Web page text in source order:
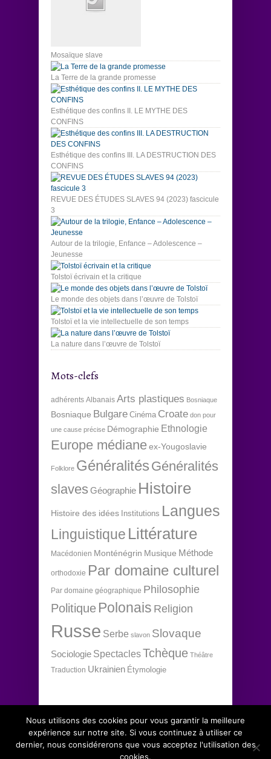
Mosaïque slave
La Terre de la grande promesse
Esthétique des confins II. LE MYTHE DES
CONFINS
Esthétique des confins III. LA DESTRUCTION DES
CONFINS
REVUE DES ÉTUDES SLAVES 94 (2023) fascicule
3
Autour de la trilogie, Enfance – Adolescence –
Jeunesse
Tolstoï écrivain et la critique
Le monde des objets dans l’œuvre de Tolstoï
Tolstoï et la vie intellectuelle de son temps
La nature dans l’œuvre de Tolstoï
Mots-clefs
adhérents Albanais Arts plastiques Bosniaque
Bosniaque Bulgare Cinéma Croate don pour
une cause précise Démographie Ethnologie
Europe médianeex-Yougoslavie
Folklore Généralités Généralités
slaves Géographie Histoire
Histoire des idées Institutions Langues
Linguistique Littérature
Macédonien Monténégrin Musique Méthode
orthodoxie Par domaine culturel
Par domaine géographique Philosophie
Politique Polonais Religion
Russe Serbe slavon Slovaque
Sociologie SpectaclesTchèque Théâtre
Traduction Ukrainien Étymologie
Copyright 2012 Institut d'études slaves, tous
Nous utilisons des cookies pour vous garantir la meilleure
expérience sur notre site. Si vous continuez à utiliser ce
dernier, nous considérerons que vous acceptez l'utilisation des
cookies.